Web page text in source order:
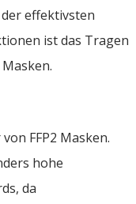
effektivsten
ist das Tragen
FFP2 Masken.
hohe
da